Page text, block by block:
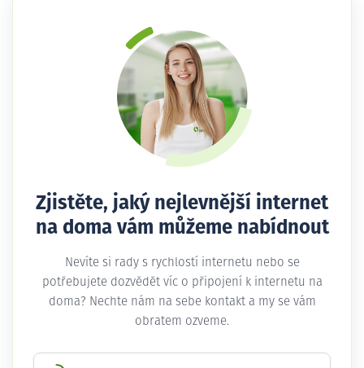
Zjistěte, jaký nejlevnější internet
na doma vám můžeme nabídnout
Nevíte si rady s rychlostí internetu nebo se
potřebujete dozvědět víc o připojení k internetu na
doma? Nechte nám na sebe kontakt a my se vám
obratem ozveme.